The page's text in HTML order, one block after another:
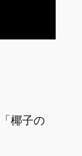
椰子の